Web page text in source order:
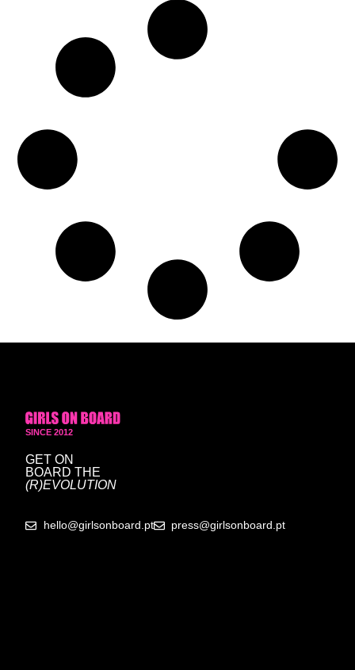
SINCE 2012
GET ON
BOARD THE
(R)EVOLUTION
hello@girlsonboard.pt press@girlsonboard.pt